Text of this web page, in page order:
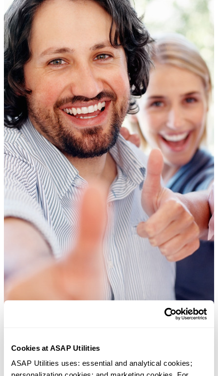
Cookies at ASAP Utilities
ASAP Utilities uses: essential and analytical cookies;
许多 Excel 用户希望 Excel 内置的实用工具